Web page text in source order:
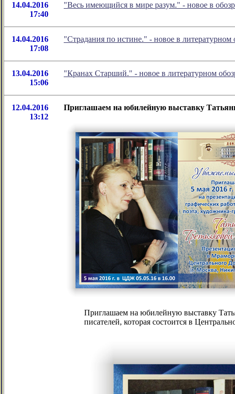
14.04.2016
17:40
"Весь имеющийся в мире разум." - новое в
14.04.2016
17:08
"Страдания по истине." - новое в
13.04.2016
15:06
"Кранах Старший." - новое в литературном
12.04.2016
13:12
Приглашаем на юбилейную выставку
Приглашаем на юбилейную выставку
писателей, которая состоится в